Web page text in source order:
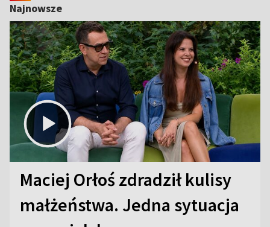
Najnowsze
Maciej Orłoś zdradził kulisy
małżeństwa. Jedna sytuacja